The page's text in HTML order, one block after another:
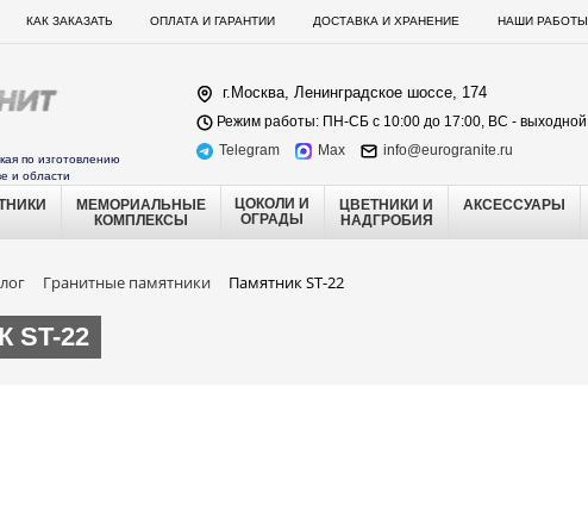
КАК ЗАКАЗАТЬ ОПЛАТА И ГАРАНТИИ ДОСТАВКА И ХРАНЕНИЕ НАШИ РАБОТЫ
по изготовлению
и области
г.Москва, Ленинградское шоссе, 174
Режим работы: ПН-СБ с 10:00 до 17:00, ВС - выходной
Telegram
Max info@eurogranite.ru
МЕМОРИАЛЬНЫЕ
КОМПЛЕКСЫ
ЦОКОЛИ И
ОГРАДЫ
ЦВЕТНИКИ И
НАДГРОБИЯ
АКСЕССУАРЫ
Гранитные памятники Памятник ST-22
ST-22